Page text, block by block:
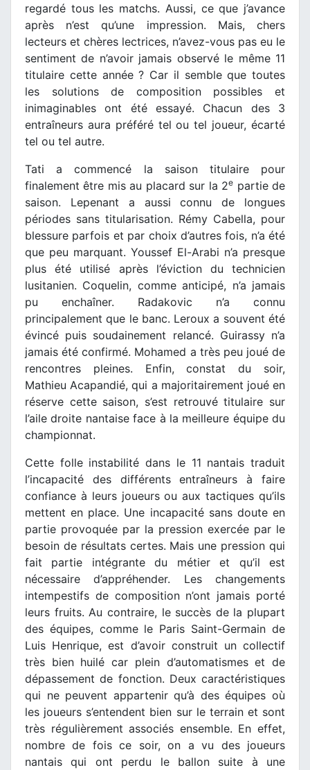
regardé tous les matchs. Aussi, ce que j’avance
après n’est qu’une impression. Mais, chers
lecteurs et chères lectrices, n’avez-vous pas eu le
sentiment de n’avoir jamais observé le même 11
titulaire cette année ? Car il semble que toutes
les solutions de composition possibles et
inimaginables ont été essayé. Chacun des 3
entraîneurs aura préféré tel ou tel joueur, écarté
tel ou tel autre.
Tati a commencé la saison titulaire pour
finalement être mis au placard sur la 2e partie de
saison. Lepenant a aussi connu de longues
périodes sans titularisation. Rémy Cabella, pour
blessure parfois et par choix d’autres fois, n’a été
que peu marquant. Youssef El-Arabi n’a presque
plus été utilisé après l’éviction du technicien
lusitanien. Coquelin, comme anticipé, n’a jamais
pu enchaîner. Radakovic n’a connu
principalement que le banc. Leroux a souvent été
évincé puis soudainement relancé. Guirassy n’a
jamais été confirmé. Mohamed a très peu joué de
rencontres pleines. Enfin, constat du soir,
Mathieu Acapandié, qui a majoritairement joué en
réserve cette saison, s’est retrouvé titulaire sur
l’aile droite nantaise face à la meilleure équipe du
championnat.
Cette folle instabilité dans le 11 nantais traduit
l’incapacité des différents entraîneurs à faire
confiance à leurs joueurs ou aux tactiques qu’ils
mettent en place. Une incapacité sans doute en
partie provoquée par la pression exercée par le
besoin de résultats certes. Mais une pression qui
fait partie intégrante du métier et qu’il est
nécessaire d’appréhender. Les changements
intempestifs de composition n’ont jamais porté
leurs fruits. Au contraire, le succès de la plupart
des équipes, comme le Paris Saint-Germain de
Luis Henrique, est d’avoir construit un collectif
très bien huilé car plein d’automatismes et de
dépassement de fonction. Deux caractéristiques
qui ne peuvent appartenir qu’à des équipes où
les joueurs s’entendent bien sur le terrain et sont
très régulièrement associés ensemble. En effet,
nombre de fois ce soir, on a vu des joueurs
nantais qui ont perdu le ballon suite à une